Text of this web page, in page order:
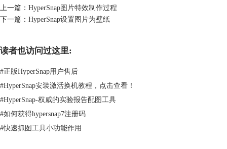
邮件便通过Outlook Express成功发送出去了！ 对方邮箱内收到的图片邮件
显示：
上一篇： HyperSnap图片特效制作过程
下一篇： HyperSnap设置图片为壁纸
读者也访问过这里:
#正版HyperSnap用户售后
#HyperSnap安装激活换机教程，点击查看！
#HyperSnap-权威的实验报告配图工具
#如何获得hypersnap7注册码
#快速抓图工具小功能作用